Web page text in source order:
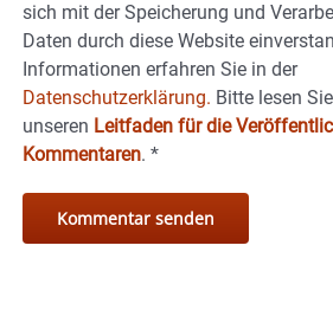
sich mit der Speicherung und
Daten durch diese Website
Informationen erfahren Sie in der
Datenschutzerklärung. Bitte lesen
unseren Leitfaden für die
Kommentaren. *